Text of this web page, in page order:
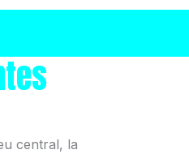
central, la